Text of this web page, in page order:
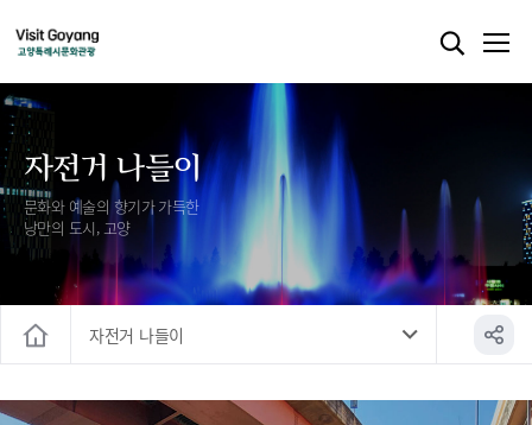
자전거 나들이
문화와 예술의 향기가 가득한
낭만의 도시, 고양
자전거 나들이